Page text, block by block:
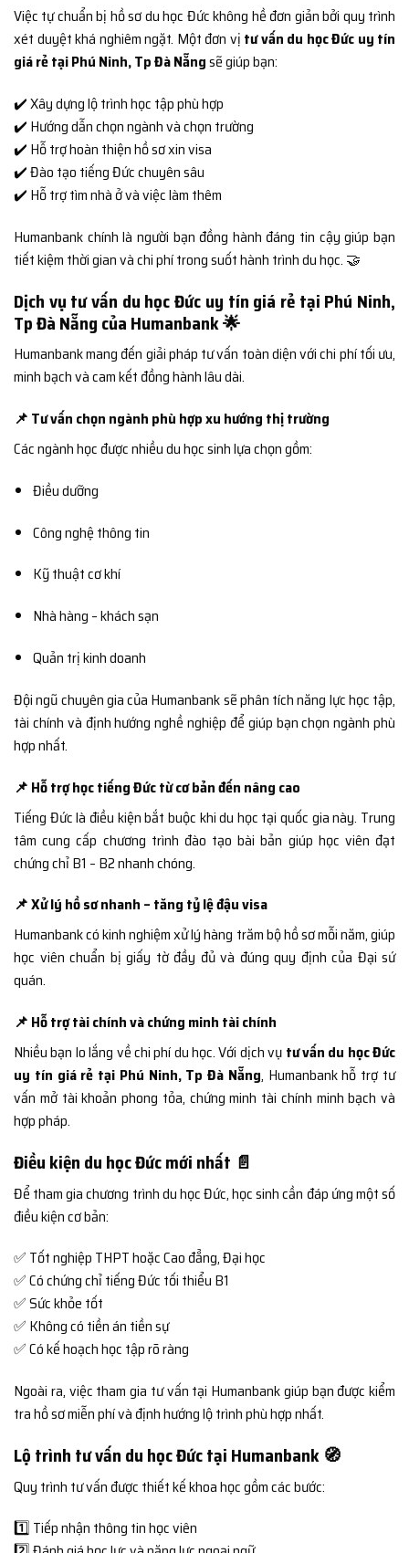
Việc tự chuẩn bị hồ sơ du học Đức không hề đơn giản bởi quy trình
xét duyệt khá nghiêm ngặt. Một đơn vị tư vấn du học Đức uy tín
giá rẻ tại Phú Ninh, Tp Đà Nẵngsẽ giúp bạn:
✔️ Xây dựng lộ trình học tập phù hợp
✔️ Hướng dẫn chọn ngành và chọn trường
✔️ Hỗ trợ hoàn thiện hồ sơ xin visa
✔️ Đào tạo tiếng Đức chuyên sâu
✔️ Hỗ trợ tìm nhà ở và việc làm thêm
Humanbank chính là người bạn đồng hành đáng tin cậy giúp bạn
tiết kiệm thời gian và chi phí trong suốt hành trình du học. 🤝
Dịch vụ tư vấn du học Đức uy tín giá rẻ tại Phú Ninh,
Tp Đà Nẵng của Humanbank 🌟
Humanbank mang đến giải pháp tư vấn toàn diện với chi phí tối ưu,
minh bạch và cam kết đồng hành lâu dài.
📌 Tư vấn chọn ngành phù hợp xu hướng thị trường
Các ngành học được nhiều du học sinh lựa chọn gồm:
Điều dưỡng
Công nghệ thông tin
Kỹ thuật cơ khí
Nhà hàng – khách sạn
Quản trị kinh doanh
Đội ngũ chuyên gia của Humanbank sẽ phân tích năng lực học tập,
tài chính và định hướng nghề nghiệp để giúp bạn chọn ngành phù
hợp nhất.
📌 Hỗ trợ học tiếng Đức từ cơ bản đến nâng cao
Tiếng Đức là điều kiện bắt buộc khi du học tại quốc gia này. Trung
tâm cung cấp chương trình đào tạo bài bản giúp học viên đạt
chứng chỉ B1 – B2 nhanh chóng.
📌 Xử lý hồ sơ nhanh – tăng tỷ lệ đậu visa
Humanbank có kinh nghiệm xử lý hàng trăm bộ hồ sơ mỗi năm, giúp
học viên chuẩn bị giấy tờ đầy đủ và đúng quy định của Đại sứ
quán.
📌 Hỗ trợ tài chính và chứng minh tài chính
Nhiều bạn lo lắng về chi phí du học. Với dịch vụ tư vấn du học Đức
uy tín giá rẻ tại Phú Ninh, Tp Đà Nẵng, Humanbank hỗ trợ tư
vấn mở tài khoản phong tỏa, chứng minh tài chính minh bạch và
hợp pháp.
Điều kiện du học Đức mới nhất 📄
Để tham gia chương trình du học Đức, học sinh cần đáp ứng một số
điều kiện cơ bản:
✅ Tốt nghiệp THPT hoặc Cao đẳng, Đại học
✅ Có chứng chỉ tiếng Đức tối thiểu B1
✅ Sức khỏe tốt
✅ Không có tiền án tiền sự
✅ Có kế hoạch học tập rõ ràng
Ngoài ra, việc tham gia tư vấn tại Humanbank giúp bạn được kiểm
tra hồ sơ miễn phí và định hướng lộ trình phù hợp nhất.
Lộ trình tư vấn du học Đức tại Humanbank 🧭
Quy trình tư vấn được thiết kế khoa học gồm các bước:
1️⃣ Tiếp nhận thông tin học viên